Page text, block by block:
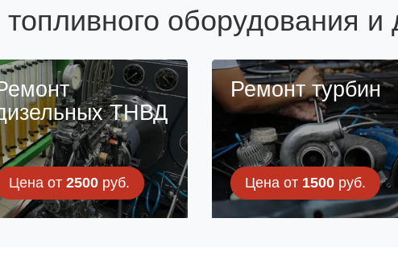
оборудования и
ТНВД
Цена от 2500 руб.
Ремонт турбин
Цена от 1500руб.